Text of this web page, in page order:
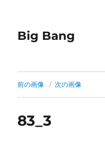
Big Bang
前の画像 次の画像
83_3